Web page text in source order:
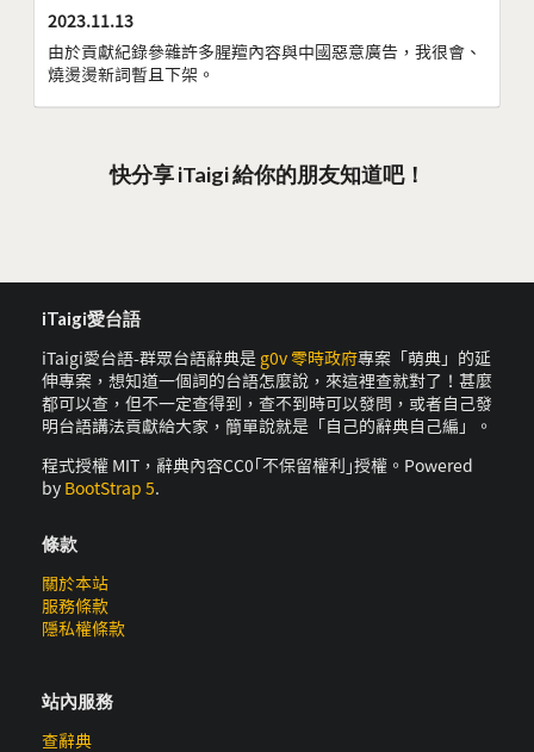
2023.11.13
由於貢獻紀錄參雜許多腥羶內容與中國惡意廣告，我很會、
燒燙燙新詞暫且下架。
快分享 iTaigi 給你的朋友知道吧！
iTaigi愛台語
iTaigi愛台語-群眾台語辭典是 g0v 零時政府專案「萌典」的延
伸專案，想知道一個詞的台語怎麼說，來這裡查就對了！甚麼
都可以查，但不一定查得到，查不到時可以發問，或者自己發
明台語講法貢獻給大家，簡單說就是「自己的辭典自己編」。
程式授權 MIT，辭典內容CC0｢不保留權利｣授權。Powered
by BootStrap 5.
條款
關於本站
服務條款
隱私權條款
站內服務
查辭典